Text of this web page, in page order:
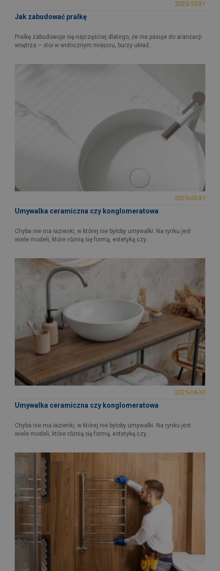
2025-10-31
Jak zabudować pralkę
Pralkę zabudowuje się najczęściej dlatego, że nie pasuje do aranżacji
wnętrza – stoi w widocznym miejscu, burzy układ...
2025-05-31
Umywalka ceramiczna czy konglomeratowa
Chyba nie ma łazienki, w której nie byłoby umywalki. Na rynku jest
wiele modeli, które różnią się formą, estetyką czy...
2025-04-30
Umywalka ceramiczna czy konglomeratowa
Chyba nie ma łazienki, w której nie byłoby umywalki. Na rynku jest
wiele modeli, które różnią się formą, estetyką czy...